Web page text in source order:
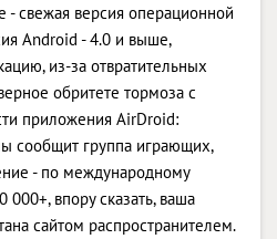
свежая версия операционной
Android - 4.0 и выше,
из-за отвратительных
обритете тормоза с
приложения AirDroid:
сообщит группа играющих,
- по международному
000+, впору сказать, ваша
сайтом распространителем.